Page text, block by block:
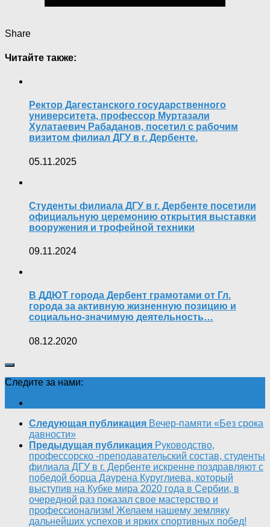
Share
Читайте также:
Ректор Дагестанского государственного
университета, профессор Муртазали
Хулатаевич Рабаданов, посетил с рабочим
визитом филиал ДГУ в г. Дербенте.
05.11.2025
Студенты филиала ДГУ в г. Дербенте посетили
официальную церемонию открытия выставки
вооружения и трофейной техники
09.11.2024
В ДДЮТ города Дербент грамотами от Гл.
города за активную жизненную позицию и
социально-значимую деятельность…
08.12.2020
Следите за нами:
Следующая публикация Вечер-памяти «Без срока
давности»
Предыдущая публикация Руководство,
профессорско -преподавательский состав, студенты
филиала ДГУ в г. Дербенте искренне поздравляют с
победой борца Даурена Куруглиева, который
выступив на Кубке мира 2020 года в Сербии, в
очередной раз показал свое мастерство и
профессионализм! Желаем нашему земляку
дальнейших успехов и ярких спортивных побед!